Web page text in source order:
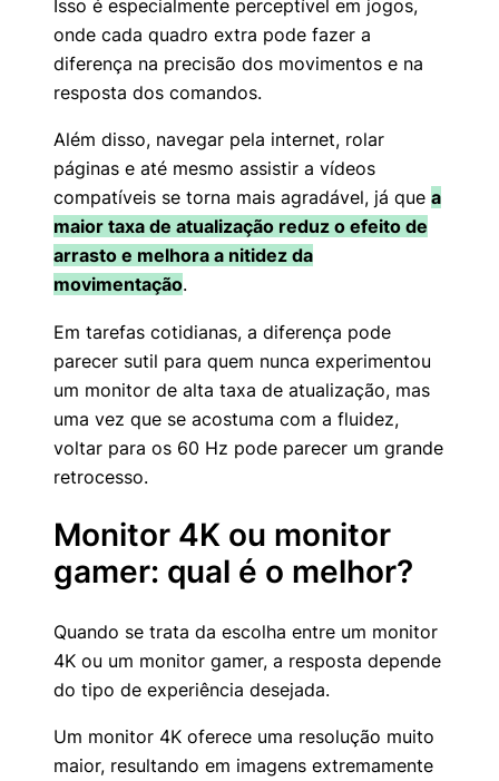
Isso é especialmente perceptível em jogos,
onde cada quadro extra pode fazer a
diferença na precisão dos movimentos e na
resposta dos comandos.
Além disso, navegar pela internet, rolar
páginas e até mesmo assistir a vídeos
compatíveis se torna mais agradável, já que a
maior taxa de atualização reduz o efeito de
arrasto e melhora a nitidez da
movimentação.
Em tarefas cotidianas, a diferença pode
parecer sutil para quem nunca experimentou
um monitor de alta taxa de atualização, mas
uma vez que se acostuma com a fluidez,
voltar para os 60 Hz pode parecer um grande
retrocesso.
Monitor 4K ou monitor
gamer: qual é o melhor?
Quando se trata da escolha entre um monitor
4K ou um monitor gamer, a resposta depende
do tipo de experiência desejada.
Um monitor 4K oferece uma resolução muito
maior, resultando em imagens extremamente